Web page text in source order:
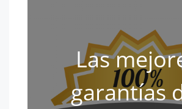
Las
garantías